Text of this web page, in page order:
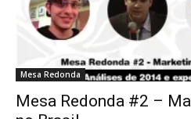
Mesa Redonda
Mesa Redonda #2 –